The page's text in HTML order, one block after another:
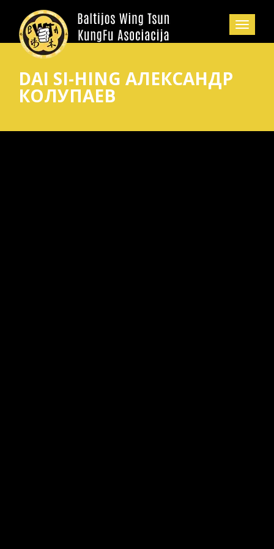
DAI SI-HING АЛЕКСАНДР
КОЛУПАЕВ